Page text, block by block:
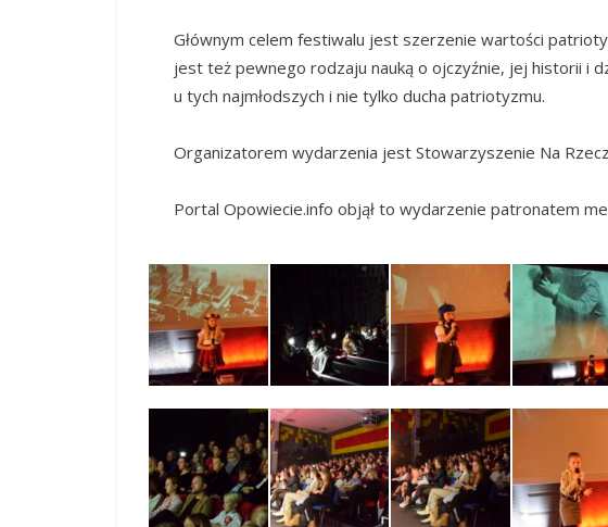
Głównym celem festiwalu jest szerzenie wartości
jest też pewnego rodzaju nauką o ojczyźnie, jej historii i
u tych najmłodszych i nie tylko ducha patriotyzmu.
Organizatorem wydarzenia jest Stowarzyszenie Na
Portal Opowiecie.info objął to wydarzenie patronatem